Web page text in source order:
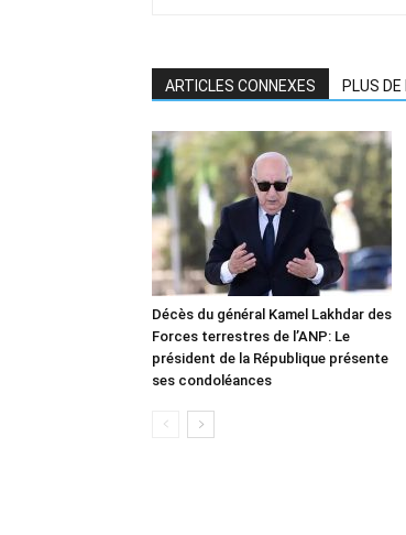
ARTICLES CONNEXES PLUS DE
Décès du général Kamel Lakhdar des
Forces terrestres de l’ANP: Le
président de la République présente
ses condoléances